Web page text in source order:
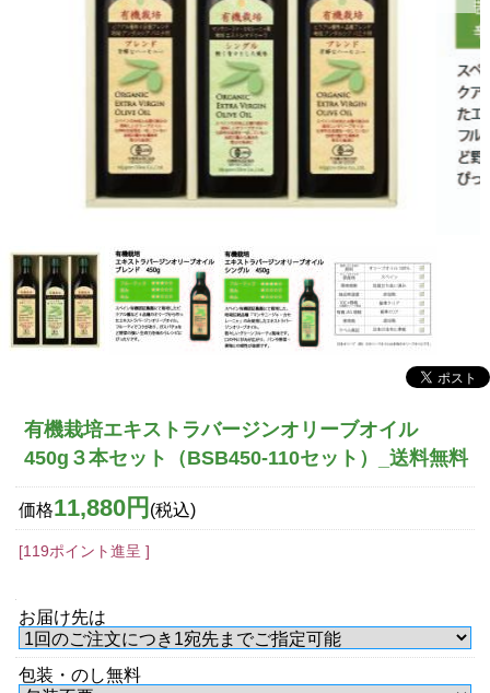
有機栽培エキストラバージンオリーブオイル
450g３本セット（BSB450-110セット）_送料無料
価格11,880円 (税込)
[119ポイント進呈 ]
お届け先は
包装・のし無料